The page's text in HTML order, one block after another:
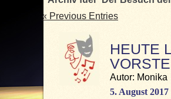
« Previous Entries
HEUTE
Autor: Monika
5. August 2017